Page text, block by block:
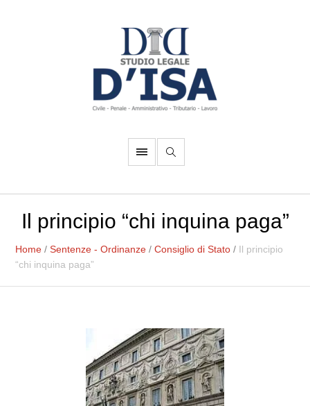
Il principio “chi inquina paga”
Home /Sentenze - Ordinanze /Consiglio di Stato / Il principio
“chi inquina paga”